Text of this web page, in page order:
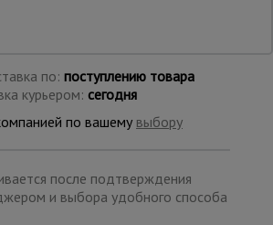
Вибротехника
для
по: поступлению товара
курьером: сегодня
по вашему выбору
после подтверждения
и выбора удобного способа